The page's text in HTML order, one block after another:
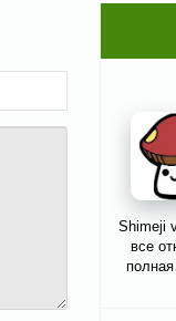
Shimeji
все